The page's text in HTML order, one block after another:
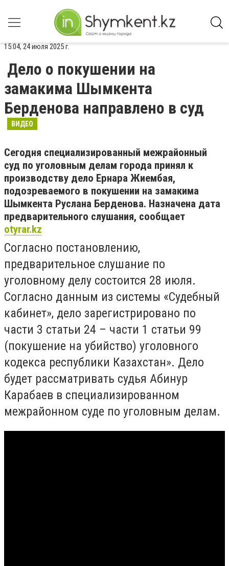
15:04, 24 июля 2025 г.
Дело о покушении на
замакима Шымкента
Берденова направлено в суд
ВИДЕО
Сегодня специализированный межрайонный
суд по уголовным делам города принял к
производству дело Ернара Жиембая,
подозреваемого в покушении на замакима
Шымкента Руслана Берденова. Назначена дата
предварительного слушания, сообщает
otyrar.kz
Согласно постановлению,
предварительное слушание по
уголовному делу состоится 28 июля.
Согласно данным из системы «Судебный
кабинет», дело зарегистрировано по
части 3 статьи 24 – части 1 статьи 99
(покушение на убийство) уголовного
кодекса республики Казахстан». Дело
будет рассматривать судья Абинур
Карабаев в специализированном
межрайонном суде по уголовным делам.